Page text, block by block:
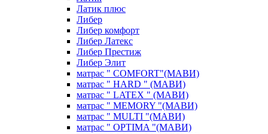
Латик плюс
Либер
Либер комфорт
Либер Латекс
Либер Престиж
Либер Элит
матрас " COMFORT"(МАВИ)
матрас " HARD " (МАВИ)
матрас " LATEX " (МАВИ)
матрас " MEMORY "(МАВИ)
матрас " MULTI "(МАВИ)
матрас " OPTIMA "(МАВИ)